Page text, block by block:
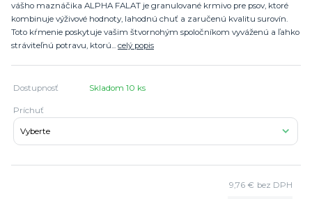
vášho maznáčika ALPHA FALAT je granulované krmivo pre psov, ktoré
kombinuje výživové hodnoty, lahodnú chuť a zaručenú kvalitu surovín.
Toto kŕmenie poskytuje vašim štvornohým spoločníkom vyváženú a ľahko
stráviteľnú potravu, ktorú... celý popis
Dostupnosť Skladom 10 ks
Príchuť
9,76 € bez DPH